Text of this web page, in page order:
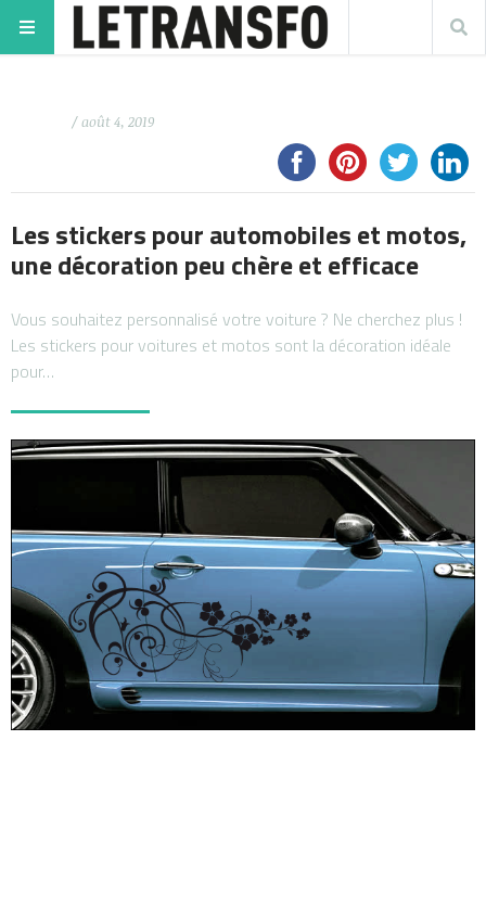
/ août 4, 2019
Les stickers pour automobiles et motos,
une décoration peu chère et efficace
Vous souhaitez personnalisé votre voiture ? Ne cherchez plus !
Les stickers pour voitures et motos sont la décoration idéale
pour…